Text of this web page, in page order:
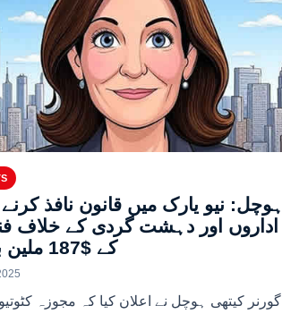
ہوچل: نیو یارک میں قانون نافذ کرنے
اداروں اور دہشت گردی کے خلاف
کے $187 ملین بحال
گورنر کیتھی ہوچل نے اعلان کیا کہ مجوزہ